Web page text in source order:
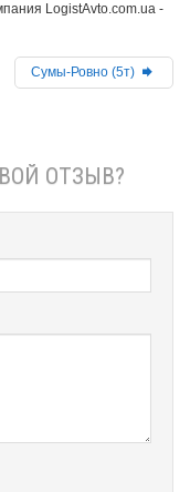
LogistAvto.com.ua -
Сумы-Ровно (5т)
ОТЗЫВ?